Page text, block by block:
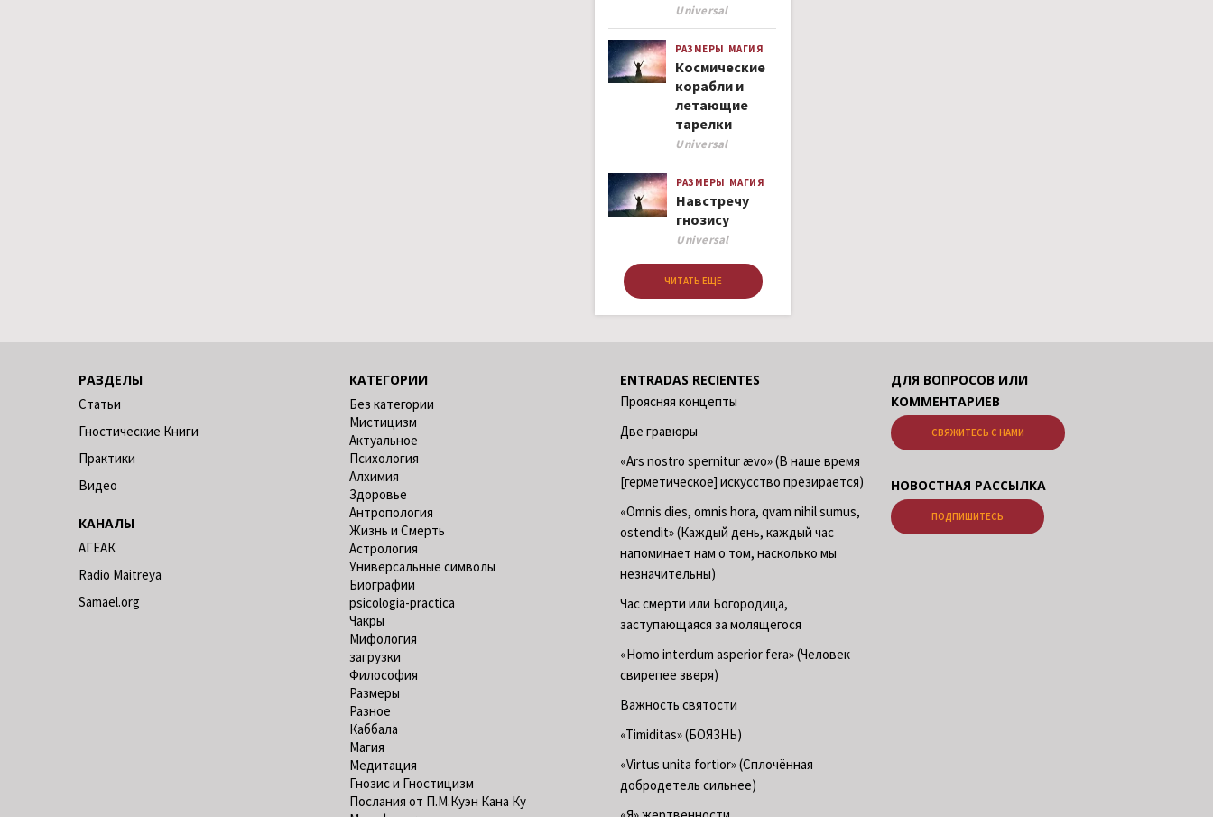
Author
Universal
РАЗМЕРЫ МАГИЯ
Космические
корабли и
летающие
тарелки
Author
Universal
РАЗМЕРЫ МАГИЯ
Навстречу
гнозису
Author
Universal
ЧИТАТЬ ЕЩЕ
РАЗДЕЛЫ
Статьи
Гностические Книги
Практики
Видео
КАНАЛЫ
АГЕАК
Radio Maitreya
Samael.org
КАТЕГОРИИ
Без категории
Мистицизм
Актуальное
Психология
Алхимия
Здоровье
Антропология
Жизнь и Смерть
Астрология
Универсальные символы
Биографии
psicologia-practica
Чакры
Мифология
загрузки
Философия
Размеры
Разное
Каббала
Магия
Медитация
Гнозис и Гностицизм
Послания от П.М.Куэн Кана Ку
ENTRADAS RECIENTES
Проясняя концепты
Две гравюры
«Ars nostro spernitur ævo» (В наше время
[герметическое] искусство презирается)
«Omnis dies, omnis hora, qvam nihil sumus,
ostendit» (Каждый день, каждый час
напоминает нам о том, насколько мы
незначительны)
Час смерти или Богородица,
заступающаяся за молящегося
«Homo interdum asperior fera» (Человек
свирепее зверя)
Важность святости
«Timiditas» (БОЯЗНЬ)
«Virtus unita fortior» (Сплочённая
добродетель сильнее)
ДЛЯ ВОПРОСОВ ИЛИ
КОММЕНТАРИЕВ
СВЯЖИТЕСЬ С НАМИ
НОВОСТНАЯ РАССЫЛКА
ПОДПИШИТЕСЬ